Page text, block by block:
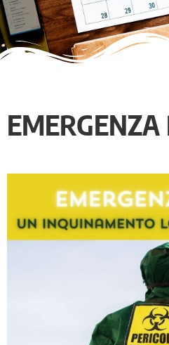
EMERGENZA